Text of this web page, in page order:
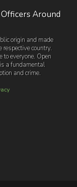
Officers Around
origin and made
country.
to everyone. Open
a fundamental
and crime.